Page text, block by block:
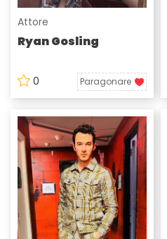
Attore
Ryan Gosling
0 Paragonare